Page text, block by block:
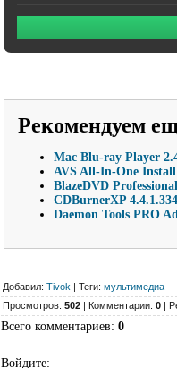
Рекомендуем
Mac Blu-ray Player
AVS All-In-One Install
BlazeDVD
CDBurnerXP
Daemon Tools PRO
Добавил: Tivok | Теги: мультимедиа
Просмотров: 502 | Комментарии: 0 |
Всего комментариев: 0
Войдите: